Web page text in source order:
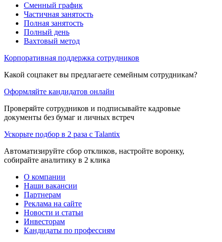
Сменный график
Частичная занятость
Полная занятость
Полный день
Вахтовый метод
Корпоративная поддержка сотрудников
Какой соцпакет вы предлагаете семейным сотрудникам?
Оформляйте кандидатов онлайн
Проверяйте сотрудников и подписывайте кадровые
документы без бумаг и личных встреч
Ускорьте подбор в 2 раза с Talantix
Автоматизируйте сбор откликов, настройте воронку,
собирайте аналитику в 2 клика
О компании
Наши вакансии
Партнерам
Реклама на сайте
Новости и статьи
Инвесторам
Кандидаты по профессиям